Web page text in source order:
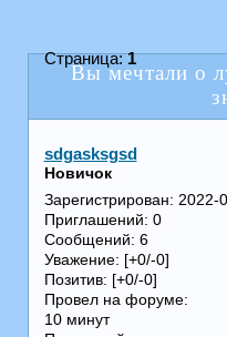
Вы мечтали о
Страница:1
sdgasksgsd
Новичок
Зарегистрирован: 2022-
Приглашений: 0
Сообщений: 6
Уважение: [+0/-0]
Позитив: [+0/-0]
Провел на форуме:
10 минут